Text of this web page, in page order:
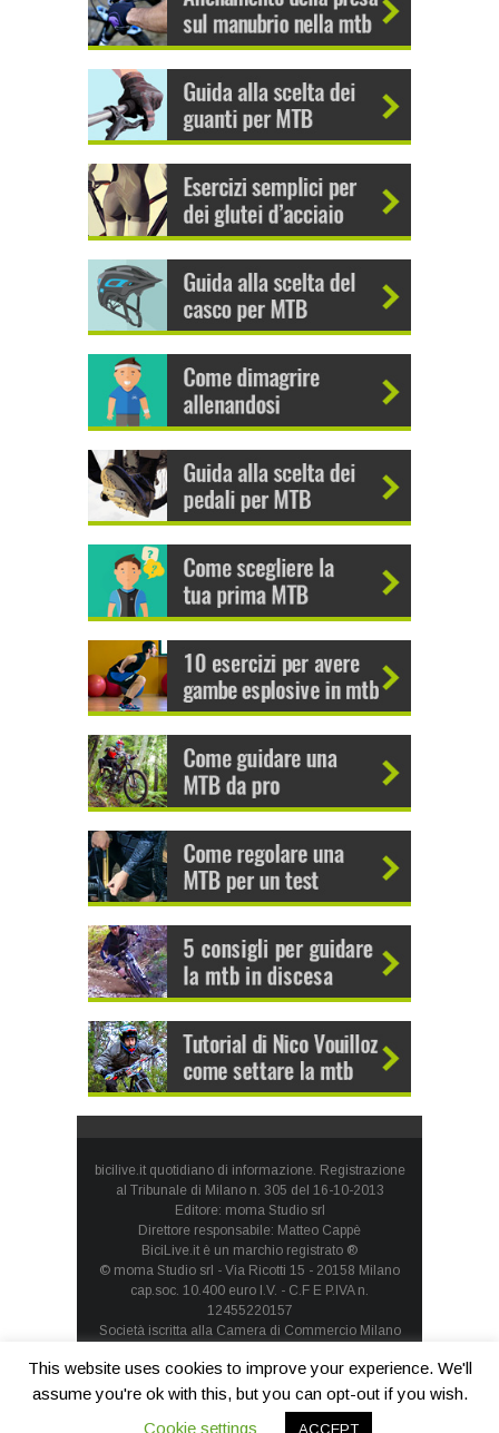
bicilive.it quotidiano di informazione. Registrazione
al Tribunale di Milano n. 305 del 16-10-2013
Editore: moma Studio srl
Direttore responsabile: Matteo Cappè
BiciLive.it è un marchio registrato ®
© moma Studio srl - Via Ricotti 15 - 20158 Milano
cap.soc. 10.400 euro I.V. - C.F E P.IVA n.
12455220157
Società iscritta alla Camera di Commercio Milano
socio unico
Privacy Policy-Cookie Policy
This website uses cookies to improve your experience. We'll
assume you're ok with this, but you can opt-out if you wish.
Cookie settings
ACCEPT